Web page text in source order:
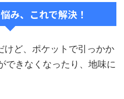
み、これで解決！
けど、ポケットで引っかか
できなくなったり、地味に